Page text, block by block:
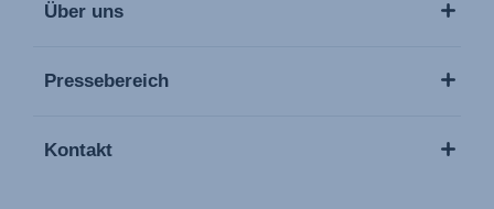
Über uns
Pressebereich
Kontakt